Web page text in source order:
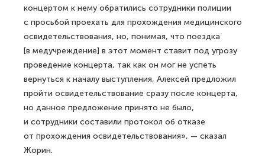
концертом к нему обратились сотрудники полиции
с просьбой проехать для прохождения медицинского
освидетельствования, но, понимая, что поездка
[в медучреждение] в этот момент ставит под угрозу
проведение концерта, так как он мог не успеть
вернуться к началу выступления, Алексей предложил
пройти освидетельствование сразу после концерта,
но данное предложение принято не было,
и сотрудники составили протокол об отказе
от прохождения освидетельствования», — сказал
Жорин.